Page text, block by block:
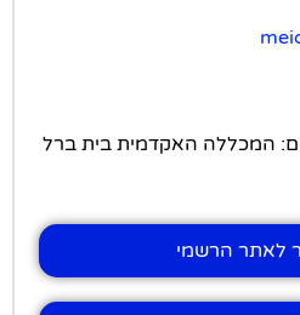
המכללה האקדמית בית ברל
לאתר הרשמי